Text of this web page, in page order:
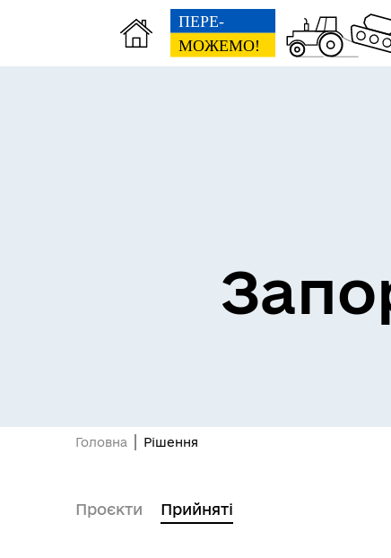
Головна Рішення
Проєкти Прийняті